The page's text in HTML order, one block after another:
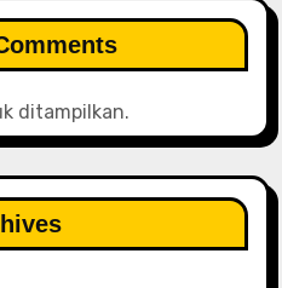
ditampilkan.